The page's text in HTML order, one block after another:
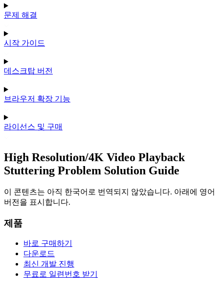
문제 해결
시작 가이드
데스크탑 버전
브라우저 확장 기능
라이선스 및 구매
High Resolution/4K Video Playback
Stuttering Problem Solution Guide
이 콘텐츠는 아직 한국어로 번역되지 않았습니다. 아래에 영어
버전을 표시합니다.
제품
바로 구매하기
다운로드
최신 개발 진행
무료로 일련번호 받기